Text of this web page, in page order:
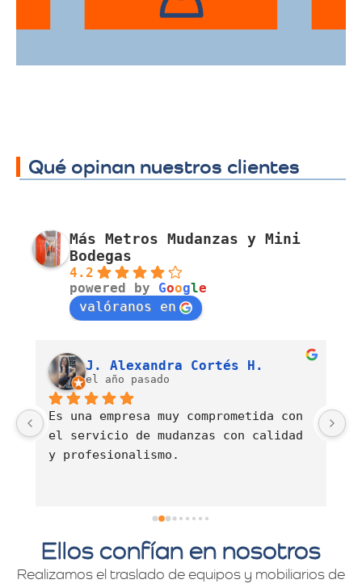
Qué opinan nuestros clientes
Más Metros Mudanzas y Mini
Bodegas
4.2
powered by Google
valóranos en
J. Alexandra Cortés H.
el año pasado
Es una empresa muy comprometida con
el servicio de mudanzas con calidad
y profesionalismo.
Ellos confían en nosotros
Realizamos el traslado de equipos y mobiliarios de